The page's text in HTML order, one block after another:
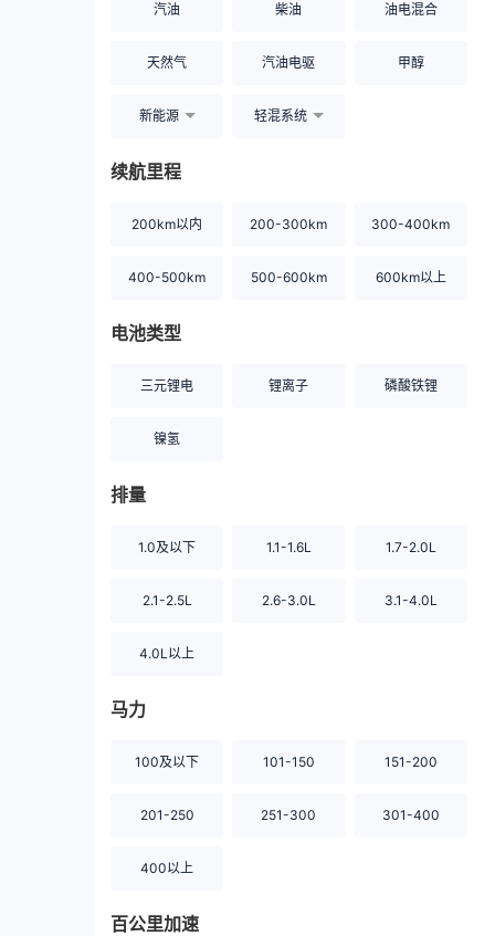
汽油 柴油 油电混合
天然气 汽油电驱 甲醇
新能源 轻混系统
续航里程
200km以内 200-300km 300-400km
400-500km 500-600km 600km以上
电池类型
三元锂电 锂离子 磷酸铁锂
镍氢
排量
1.0及以下 1.1-1.6L 1.7-2.0L
2.1-2.5L 2.6-3.0L 3.1-4.0L
4.0L以上
马力
100及以下 101-150 151-200
201-250 251-300 301-400
400以上
百公里加速